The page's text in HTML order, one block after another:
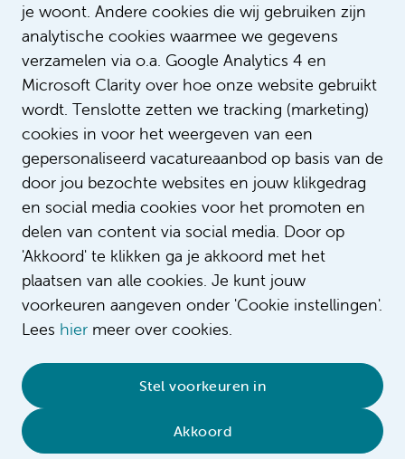
je woont. Andere cookies die wij gebruiken zijn
analytische cookies waarmee we gegevens
verzamelen via o.a. Google Analytics 4 en
Microsoft Clarity over hoe onze website gebruikt
wordt. Tenslotte zetten we tracking (marketing)
cookies in voor het weergeven van een
gepersonaliseerd vacatureaanbod op basis van de
door jou bezochte websites en jouw klikgedrag
en social media cookies voor het promoten en
delen van content via social media. Door op
'Akkoord' te klikken ga je akkoord met het
plaatsen van alle cookies. Je kunt jouw
voorkeuren aangeven onder 'Cookie instellingen'.
Lees hier meer over cookies.
Stel voorkeuren in
Akkoord
Onderdeel van Amsterdam UMC
© 2026 Amsterdam UMC • Privacybeleid